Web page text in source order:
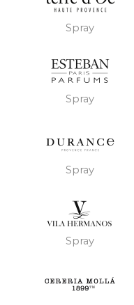
Spray
Spray
Spray
Spray